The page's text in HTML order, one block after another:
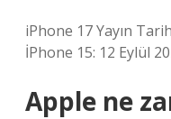
iPhone 17 Yayın
İPhone 15: 12 Eylül
Apple ne